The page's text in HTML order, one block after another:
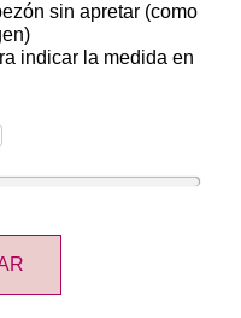
sin apretar (como
indicar la medida en